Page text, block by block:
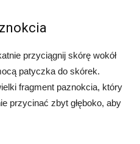
przyciągnij skórę wokół
patyczka do skórek.
fragment paznokcia, który
przycinać zbyt głęboko, aby